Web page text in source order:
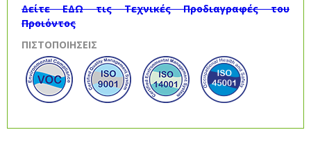
Δείτε ΕΔΩ τις Τεχνικές Προδιαγραφές του
Προιόντος
ΠΙΣΤΟΠΟΙΗΣΕΙΣ